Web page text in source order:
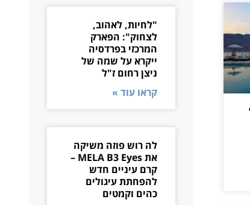
"לחיות, לאהוב,
לצחוק": הפארק
המרכזי בפרדסיה
ייקרא על שמה של
ניצן רחום ז"ל
קראו עוד »
לה רוש פוזה משיקה
את MELA B3 Eyes –
קרם עיניים חדש
להפחתת עיגולים
כהים וקמטים